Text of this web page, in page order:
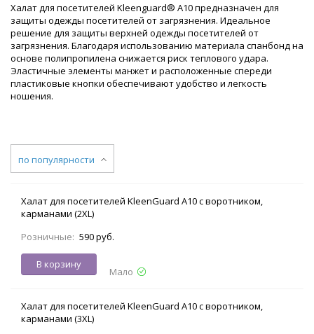
Халат для посетителей Kleenguard® A10 предназначен для
защиты одежды посетителей от загрязнения. Идеальное
решение для защиты верхней одежды посетителей от
загрязнения. Благодаря использованию материала спанбонд на
основе полипропилена снижается риск теплового удара.
Эластичные элементы манжет и расположенные спереди
пластиковые кнопки обеспечивают удобство и легкость
ношения.
по популярности
Халат для посетителей KleenGuard A10 с воротником,
карманами (2XL)
Розничные: 590 руб.
В корзину
Мало
Халат для посетителей KleenGuard A10 с воротником,
карманами (3XL)